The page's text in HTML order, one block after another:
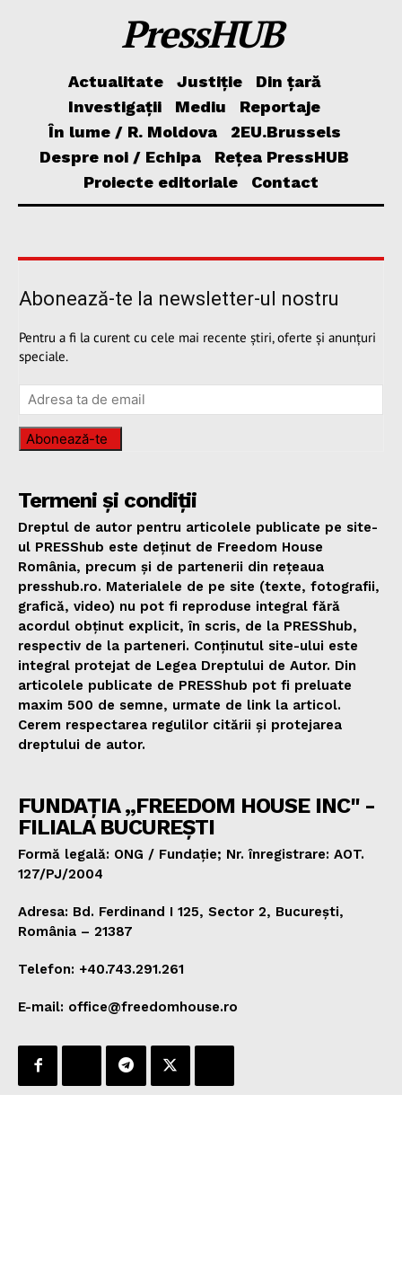
PressHUB
Actualitate Justiție
Din țară
Investigații
Mediu
Reportaje
În lume / R. Moldova
2EU.Brussels
Despre noi / Echipa
Rețea PressHUB
Proiecte editoriale
Contact
Abonează-te la newsletter-ul nostru
Pentru a fi la curent cu cele mai recente știri, oferte și anunțuri
speciale.
Abonează-te
Termeni și condiții
Dreptul de autor pentru articolele publicate pe site-
ul PRESShub este deținut de Freedom House
România, precum și de partenerii din rețeaua
presshub.ro. Materialele de pe site (texte, fotografii,
grafică, video) nu pot fi reproduse integral fără
acordul obținut explicit, în scris, de la PRESShub,
respectiv de la parteneri. Conținutul site-ului este
integral protejat de Legea Dreptului de Autor. Din
articolele publicate de PRESShub pot fi preluate
maxim 500 de semne, urmate de link la articol.
Cerem respectarea regulilor citării și protejarea
dreptului de autor.
FUNDAȚIA „FREEDOM HOUSE INC" -
FILIALA BUCUREȘTI
Formă legală: ONG / Fundație; Nr. înregistrare: AOT.
127/PJ/2004
Adresa: Bd. Ferdinand I 125, Sector 2, București,
România – 21387
Telefon: +40.743.291.261
E-mail: office@freedomhouse.ro